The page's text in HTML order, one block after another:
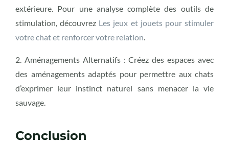
extérieure. Pour une analyse complète des outils de
stimulation, découvrez Les jeux et jouets pour stimuler
votre chat et renforcer votre relation.
2. Aménagements Alternatifs : Créez des espaces avec
des aménagements adaptés pour permettre aux chats
d’exprimer leur instinct naturel sans menacer la vie
sauvage.
Conclusion